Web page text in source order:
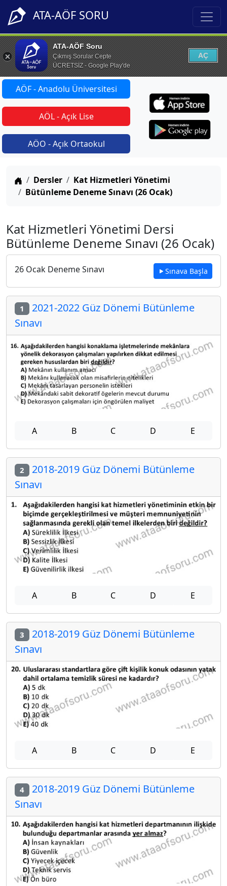
ATA-AÖF SORU
ATA-AÖF Soru
Çıkmış Sorular Cepte
ÜCRETSİZ - Google Play'de
AÇ
AÖF - Anadolu Üniversitesi
AÖL - Açık Lise
AÖO - Açık Ortaokul
Anasayfa
Dersler
Kat Hizmetleri Yönetimi
Bütünleme Deneme Sınavı (26 Ocak)
Kat Hizmetleri Yönetimi Dersi
Bütünleme Deneme Sınavı (26 Ocak)
26 Ocak Deneme Sınavı Sınava Başla
1 2021-2022 Güz Dönemi Bütünleme
Sınavı
A B C D E
2 2018-2019 Güz Dönemi Bütünleme
Sınavı
A B C D E
3 2018-2019 Güz Dönemi Bütünleme
Sınavı
A B C D E
4 2018-2019 Güz Dönemi Bütünleme
Sınavı